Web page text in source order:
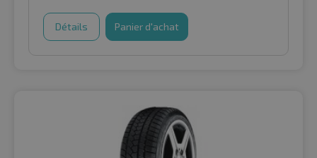
Détails Panier d'achat